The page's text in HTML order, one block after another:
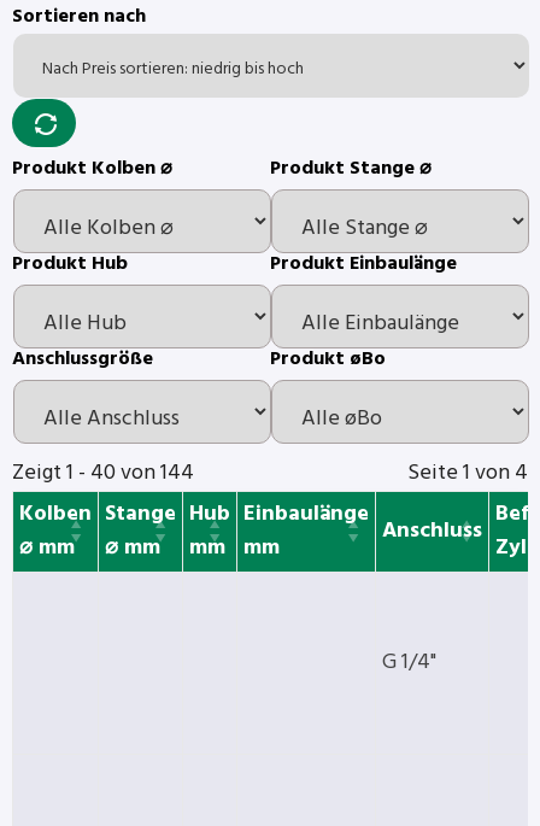
Sortieren nach
Produkt Kolben ⌀ Produkt Stange ⌀
Produkt Hub Produkt Einbaulänge
Anschlussgröße Produkt øBo
Zeigt 1 - 40 von 144
Seite 1 von 4
Kolben
⌀ mm
Stange
⌀ mm
Hub
mm
Einbaulänge
mm
Anschluss
G 1/4"